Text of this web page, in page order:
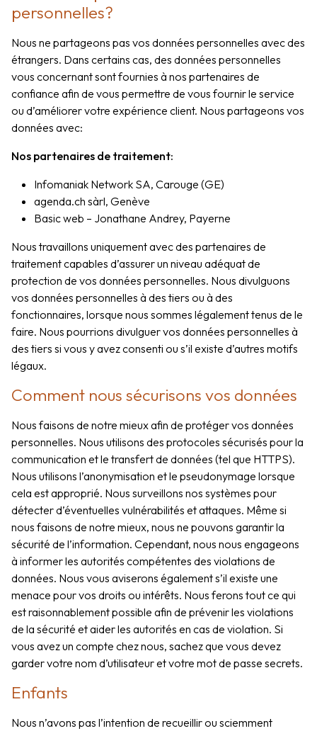
personnelles?
Nous ne partageons pas vos données personnelles avec des
étrangers. Dans certains cas, des données personnelles
vous concernant sont fournies à nos partenaires de
confiance afin de vous permettre de vous fournir le service
ou d’améliorer votre expérience client. Nous partageons vos
données avec:
Nos partenaires de traitement:
Infomaniak Network SA, Carouge (GE)
agenda.ch sàrl, Genève
Basic web – Jonathane Andrey, Payerne
Nous travaillons uniquement avec des partenaires de
traitement capables d’assurer un niveau adéquat de
protection de vos données personnelles. Nous divulguons
vos données personnelles à des tiers ou à des
fonctionnaires, lorsque nous sommes légalement tenus de le
faire. Nous pourrions divulguer vos données personnelles à
des tiers si vous y avez consenti ou s’il existe d’autres motifs
légaux.
Comment nous sécurisons vos données
Nous faisons de notre mieux afin de protéger vos données
personnelles. Nous utilisons des protocoles sécurisés pour la
communication et le transfert de données (tel que HTTPS).
Nous utilisons l’anonymisation et le pseudonymage lorsque
cela est approprié. Nous surveillons nos systèmes pour
détecter d’éventuelles vulnérabilités et attaques. Même si
nous faisons de notre mieux, nous ne pouvons garantir la
sécurité de l’information. Cependant, nous nous engageons
à informer les autorités compétentes des violations de
données. Nous vous aviserons également s’il existe une
menace pour vos droits ou intérêts. Nous ferons tout ce qui
est raisonnablement possible afin de prévenir les violations
de la sécurité et aider les autorités en cas de violation. Si
vous avez un compte chez nous, sachez que vous devez
garder votre nom d’utilisateur et votre mot de passe secrets.
Enfants
Nous n’avons pas l’intention de recueillir ou sciemment